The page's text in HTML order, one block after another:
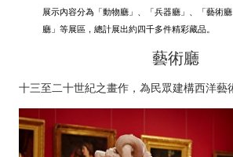
展示內容分為「動物廳」、「兵器廳」、「藝術
廳」等展區，總計展出約四千多件精彩藏品。
藝術廳
十三至二十世紀之畫作，為民眾建構西洋藝